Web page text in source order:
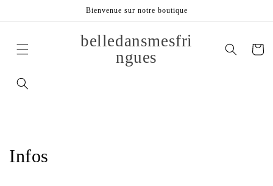
Bienvenue sur notre boutique
belledansmesfri
ngues
Panier
Infos